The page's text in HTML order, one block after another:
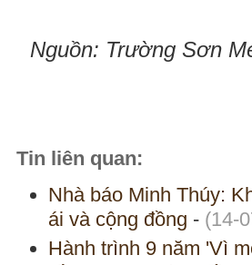
Nguồn: Trường Sơn
Tin liên quan:
Nhà báo Minh Thúy:
ái và cộng đồng - (14-
Hành trình 9 năm 'Vì